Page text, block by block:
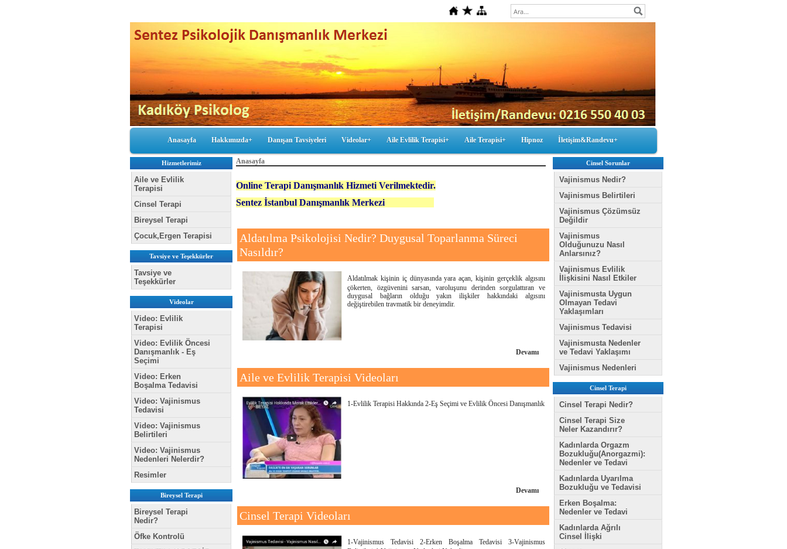
Anasayfa Hakkımızda+ Danışan Tavsiyeleri Videolar+ Aile Evlilik Terapisi+ Aile Terapisi+ Hipnoz İletişim&Randevu+
Hizmetlerimiz
Aile ve Evlilik
Terapisi
Cinsel Terapi
Bireysel Terapi
Çocuk,Ergen Terapisi
Tavsiye ve Teşekkürler
Tavsiye ve
Teşekkürler
Videolar
Video: Evlilik
Terapisi
Video: Evlilik Öncesi
Danışmanlık - Eş
Seçimi
Video: Erken
Boşalma Tedavisi
Video: Vajinismus
Tedavisi
Video: Vajinismus
Belirtileri
Video: Vajinismus
Nedenleri Nelerdir?
Resimler
Bireysel Terapi
Bireysel Terapi
Nedir?
Öfke Kontrolü
Anasayfa
Online Terapi Danışmanlık Hizmeti Verilmektedir.
Sentez İstanbul Danışmanlık Merkezi
Aldatılma Psikolojisi Nedir? Duygusal Toparlanma Süreci
Nasıldır?
Aldatılmak kişinin iç dünyasında yara açan, kişinin gerçeklik algısını
çökerten, özgüvenini sarsan, varoluşunu derinden sorgulattıran ve
duygusal bağların olduğu yakın ilişkiler hakkındaki algısını
değiştirebilen travmatik bir deneyimdir.
Devamı
Aile ve Evlilik Terapisi Videoları
1-Evlilik Terapisi Hakkında 2-Eş Seçimi ve Evlilik Öncesi Danışmanlık
Devamı
Cinsel Terapi Videoları
1-Vajinismus Tedavisi 2-Erken Boşalma Tedavisi 3-Vajinismus
Cinsel Sorunlar
Vajinismus Nedir?
Vajinismus Belirtileri
Vajinismus Çözümsüz
Değildir
Vajinismus
Olduğunuzu Nasıl
Anlarsınız?
Vajinismus Evlilik
İlişkisini Nasıl Etkiler
Vajinismusta Uygun
Olmayan Tedavi
Yaklaşımları
Vajinismus Tedavisi
Vajinismusta Nedenler
ve Tedavi Yaklaşımı
Vajinismus Nedenleri
Cinsel Terapi
Cinsel Terapi Nedir?
Cinsel Terapi Size
Neler Kazandırır?
Kadınlarda Orgazm
Bozukluğu(Anorgazmi):
Nedenler ve Tedavi
Kadınlarda Uyarılma
Bozukluğu ve Tedavisi
Erken Boşalma:
Nedenler ve Tedavi
Kadınlarda Ağrılı
Cinsel İlişki